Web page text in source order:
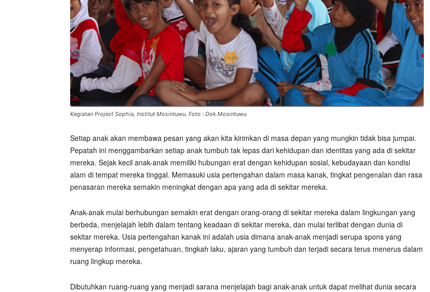
Kegiatan Project Sophia, Institut Mosintuwu. Foto : Dok.Mosintuwu
Setiap anak akan membawa pesan yang akan kita kirimkan di masa depan yang mungkin tidak bisa jumpai.
Pepatah ini menggambarkan setiap anak tumbuh tak lepas dari kehidupan dan identitas yang ada di sekitar
mereka. Sejak kecil anak-anak memiliki hubungan erat dengan kehidupan sosial, kebudayaan dan kondisi
alam di tempat mereka tinggal. Memasuki usia pertengahan dalam masa kanak, tingkat pengenalan dan rasa
penasaran mereka semakin meningkat dengan apa yang ada di sekitar mereka.
Anak-anak mulai berhubungan semakin erat dengan orang-orang di sekitar mereka dalam lingkungan yang
berbeda, menjelajah lebih dalam tentang keadaan di sekitar mereka, dan mulai terlibat dengan dunia di
sekitar mereka. Usia pertengahan kanak ini adalah usia dimana anak-anak menjadi serupa spons yang
menyerap informasi, pengetahuan, tingkah laku, ajaran yang tumbuh dan terjadi secara terus menerus dalam
ruang lingkup mereka.
Dibutuhkan ruang-ruang yang menjadi sarana menjelajah bagi anak-anak untuk dapat melihat dunia secara